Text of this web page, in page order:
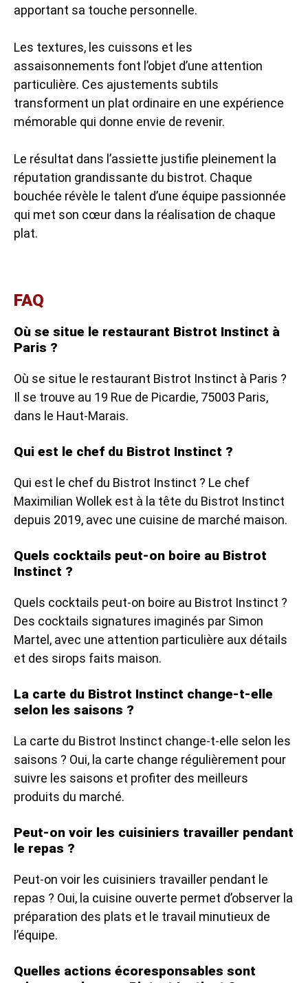
apportant sa touche personnelle.
Les textures, les cuissons et les
assaisonnements font l’objet d’une attention
particulière. Ces ajustements subtils
transforment un plat ordinaire en une expérience
mémorable qui donne envie de revenir.
Le résultat dans l’assiette justifie pleinement la
réputation grandissante du bistrot. Chaque
bouchée révèle le talent d’une équipe passionnée
qui met son cœur dans la réalisation de chaque
plat.
FAQ
Où se situe le restaurant Bistrot Instinct à
Paris ?
Où se situe le restaurant Bistrot Instinct à Paris ?
Il se trouve au 19 Rue de Picardie, 75003 Paris,
dans le Haut-Marais.
Qui est le chef du Bistrot Instinct ?
Qui est le chef du Bistrot Instinct ? Le chef
Maximilian Wollek est à la tête du Bistrot Instinct
depuis 2019, avec une cuisine de marché maison.
Quels cocktails peut-on boire au Bistrot
Instinct ?
Quels cocktails peut-on boire au Bistrot Instinct ?
Des cocktails signatures imaginés par Simon
Martel, avec une attention particulière aux détails
et des sirops faits maison.
La carte du Bistrot Instinct change-t-elle
selon les saisons ?
La carte du Bistrot Instinct change-t-elle selon les
saisons ? Oui, la carte change régulièrement pour
suivre les saisons et profiter des meilleurs
produits du marché.
Peut-on voir les cuisiniers travailler pendant
le repas ?
Peut-on voir les cuisiniers travailler pendant le
repas ? Oui, la cuisine ouverte permet d’observer la
préparation des plats et le travail minutieux de
l’équipe.
Quelles actions écoresponsables sont